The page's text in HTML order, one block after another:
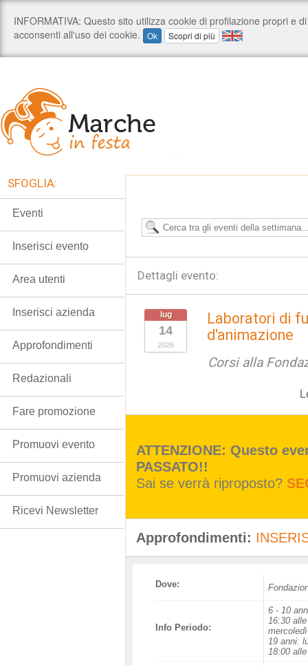
Dettagli evento:
lug
14
2026
Laboratori di
d'animazione
Corsi alla
ATTENZIONE: Questo
PASSATO!!
Sai se verrà riproposto?
Approfondimenti:
Dove:
Info Periodo:
6 - 10
16:30
19 anni:
18:00
SFOGLIA:
Eventi
Inserisci evento
Area utenti
Inserisci azienda
Approfondimenti
Redazionali
Fare promozione
Promuovi evento
Promuovi azienda
Ricevi Newsletter